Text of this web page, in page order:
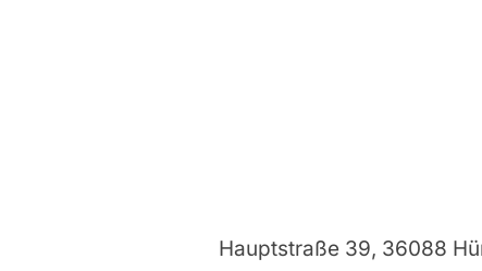
Hauptstraße 39, 36088